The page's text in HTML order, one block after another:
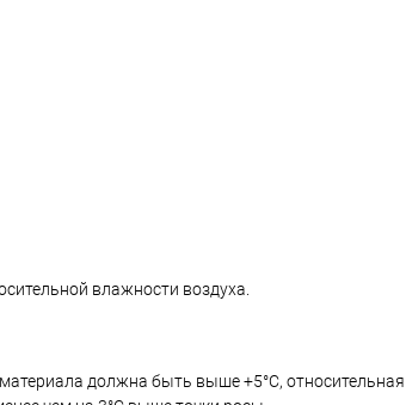
влажности воздуха.
должна быть выше +5°C,